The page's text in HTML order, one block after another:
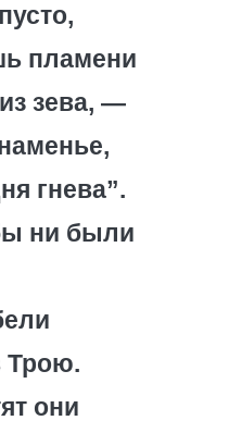
пламени
зева, —
гнева”.
ни были
Трою.
они